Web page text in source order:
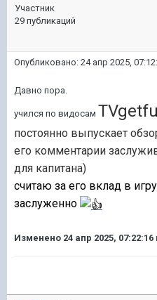
Участник
29 публикаций
Опубликовано: 24 апр 2025,
Давно пора.
учился по видосам
постоянно выпускает
его комментарии
для капитана)
считаю за его вклад в
заслуженно
Изменено 24 апр 2025, 07:22:16